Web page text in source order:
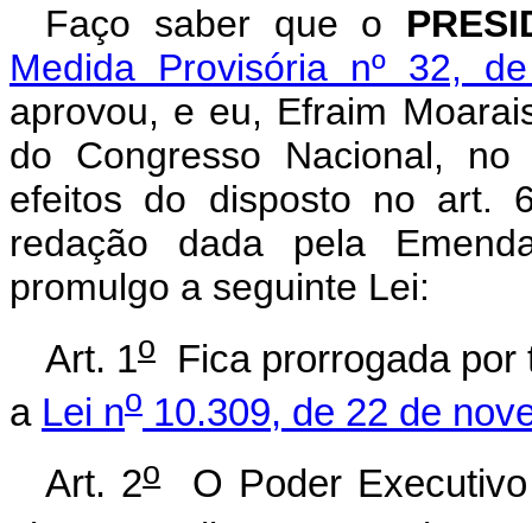
Faço saber que o
Medida Provisória nº 32,
aprovou, e eu, Efraim
do Congresso Nacional,
efeitos do disposto no art.
redação dada pela
promulgo a seguinte Lei:
Art. 1o
Fica prorrogada
a Lei no 10.309, de 22 de
Art. 2oO Poder Executivo